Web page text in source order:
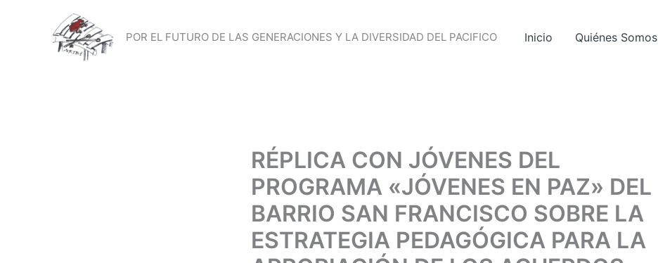
POR EL FUTURO DE LAS GENERACIONES Y LA DIVERSIDAD DEL PACIFICO Inicio Quiénes Somos
RÉPLICA CON JÓVENES DEL
PROGRAMA «JÓVENES EN PAZ» DEL
BARRIO SAN FRANCISCO SOBRE LA
ESTRATEGIA PEDAGÓGICA PARA LA